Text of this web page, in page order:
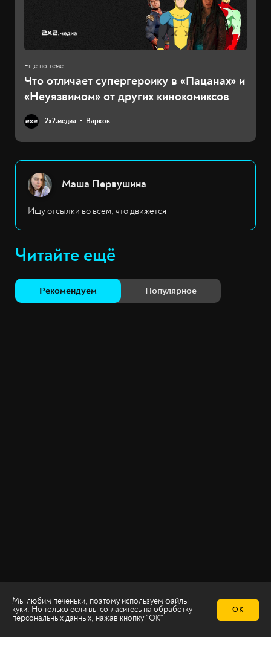
Что отличает супергероику в «Пацанах» и
«Неуязвимом» от других кинокомиксов
2х2.медиа Варков
Маша Первушина
Ищу отсылки во всём, что движется
Читайте ещё
Рекомендуем Популярное
Мы любим печеньки, поэтому используем файлы
куки. Но только если вы согласитесь на обработку
персональных данных, нажав кнопку "ОК"
ОК